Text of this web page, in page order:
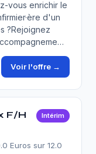
vous enrichir le
d'un
?Rejoignez
Voir l'offre →
F/H Intérim
Euros sur 12.0